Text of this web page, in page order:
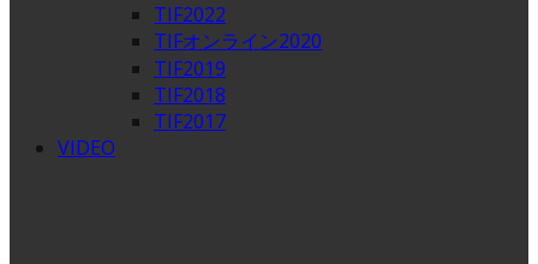
TIF2022
TIFオンライン2020
TIF2019
TIF2018
TIF2017
VIDEO